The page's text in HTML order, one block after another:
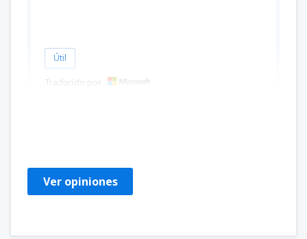
Útil
Traducido por
Ver opiniones